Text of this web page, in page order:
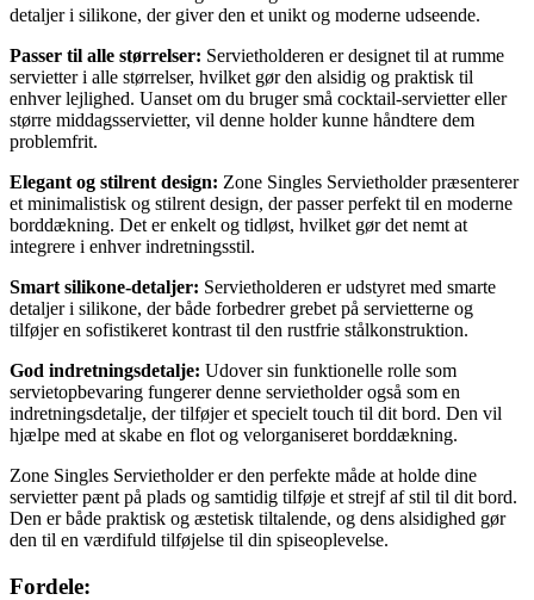
detaljer i silikone, der giver den et unikt og moderne udseende.
Passer til alle størrelser: Servietholderen er designet til at rumme
servietter i alle størrelser, hvilket gør den alsidig og praktisk til
enhver lejlighed. Uanset om du bruger små cocktail-servietter eller
større middagsservietter, vil denne holder kunne håndtere dem
problemfrit.
Elegant og stilrent design: Zone Singles Servietholder præsenterer
et minimalistisk og stilrent design, der passer perfekt til en moderne
borddækning. Det er enkelt og tidløst, hvilket gør det nemt at
integrere i enhver indretningsstil.
Smart silikone-detaljer: Servietholderen er udstyret med smarte
detaljer i silikone, der både forbedrer grebet på servietterne og
tilføjer en sofistikeret kontrast til den rustfrie stålkonstruktion.
God indretningsdetalje: Udover sin funktionelle rolle som
servietopbevaring fungerer denne servietholder også som en
indretningsdetalje, der tilføjer et specielt touch til dit bord. Den vil
hjælpe med at skabe en flot og velorganiseret borddækning.
Zone Singles Servietholder er den perfekte måde at holde dine
servietter pænt på plads og samtidig tilføje et strejf af stil til dit bord.
Den er både praktisk og æstetisk tiltalende, og dens alsidighed gør
den til en værdifuld tilføjelse til din spiseoplevelse.
Fordele: